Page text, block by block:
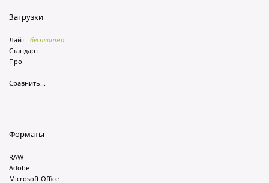
Загрузки
Лайт бесплатно
Стандарт
Про
Сравнить...
Форматы
RAW
Adobe
Microsoft Office